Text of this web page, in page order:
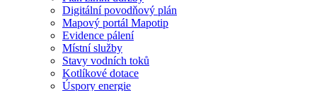
Digitální povodňový plán
Mapový portál Mapotip
Evidence pálení
Místní služby
Stavy vodních toků
Kotlíkové dotace
Úspory energie